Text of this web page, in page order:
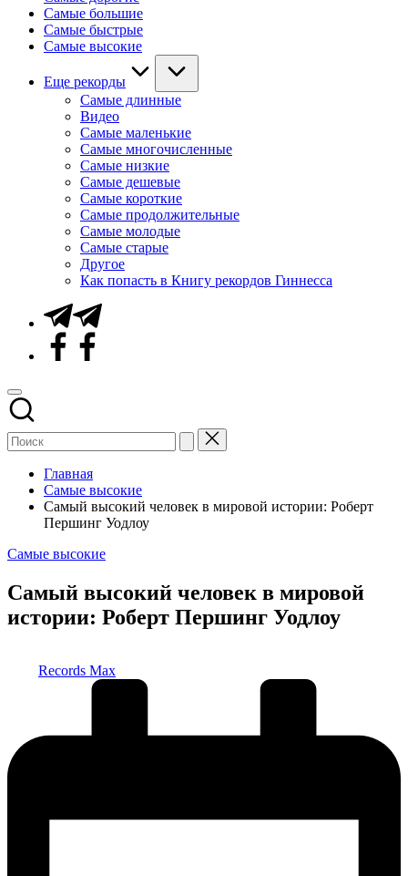
Самые большие
Самые быстрые
Самые высокие
Еще рекорды
Самые длинные
Видео
Самые маленькие
Самые многочисленные
Самые низкие
Самые дешевые
Самые короткие
Самые продолжительные
Самые молодые
Самые старые
Другое
Как попасть в Книгу рекордов Гиннесса
Telegram
Facebook
Главная
Самые высокие
Самый высокий человек в мировой истории: Роберт
Першинг Уодлоу
Опубликовано
Самые высокие
Самый высокий человек в мировой
истории: Роберт Першинг Уодлоу
Records Max